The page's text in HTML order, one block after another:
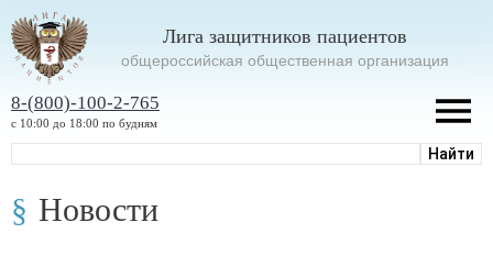
Лига защитников пациентов
oбщероссийская общественная организация
8-(800)-100-2-765
с 10:00 до 18:00 по будням
Новости